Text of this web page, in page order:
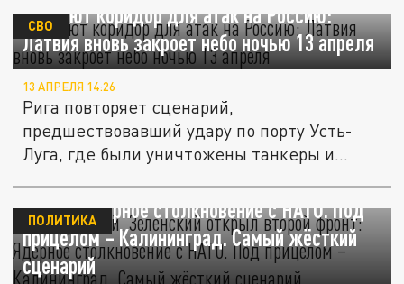
Откроют коридор для атак на Россию:
Латвия вновь закроет небо ночью 13 апреля
СВО
13 АПРЕЛЯ 14:26
Рига повторяет сценарий,
предшествовавший удару по порту Усть-
Луга, где были уничтожены танкеры и
Код красный. Зеленский открыл второй
фронт: Ядерное столкновение с НАТО. Под
прицелом – Калининград. Самый жёсткий
сценарий
ПОЛИТИКА